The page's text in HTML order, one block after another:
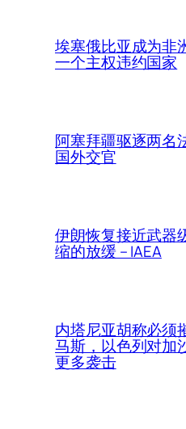
埃塞俄比亚成为非
一个主权违约国家
阿塞拜疆驱逐两名
国外交官
伊朗恢复接近武器
缩的放缓 – IAEA
内塔尼亚胡称必须
马斯，以色列对加
更多袭击